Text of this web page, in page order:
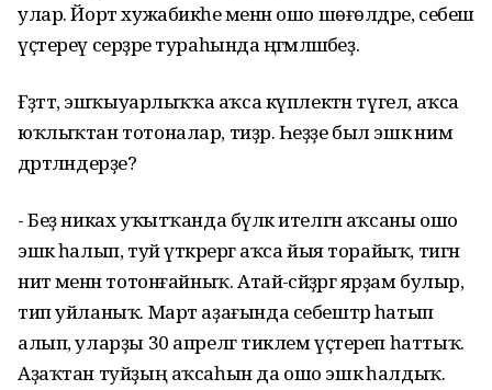
улар. Йорт хужабикәһе менән ошо шөғөлдәре, себеш
үҫтереү серҙәре тураһында әңгәмәләшәбеҙ.
Ғәҙәттә, эшҡыуарлыҡҡа аҡса күплектән түгел, аҡса
юҡлыҡтан тотоналар, тиҙәр. Һеҙҙе был эшкә нимә
дәртләндерҙе?
- Беҙ никах уҡытҡанда бүләк ителгән аҡсаны ошо
эшкә һалып, туй үткәрергә аҡса йыя торайыҡ, тигән
ниәт менән тотонғайныҡ. Атай-әсәйҙәргә ярҙам булыр,
тип уйланыҡ. Март аҙағында себештәр һатып
алып, уларҙы 30 апрелгә тиклем үҫтереп һаттыҡ.
Аҙаҡтан туйҙың аҡсаһын да ошо эшкә һалдыҡ.